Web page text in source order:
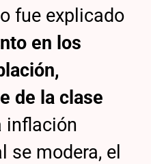
fue explicado
en los
de la clase
inflación
se modera, el